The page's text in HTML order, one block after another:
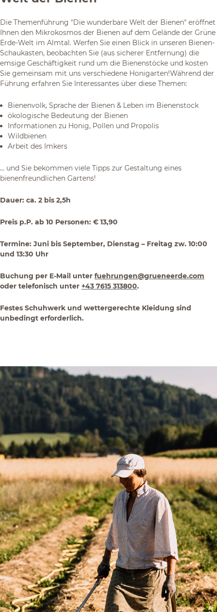
Die Themenführung "Die wunderbare Welt der Bienen" eröffnet
Ihnen den Mikrokosmos der Bienen auf dem Gelände der Grüne
Erde-Welt im Almtal. Werfen Sie einen Blick in unseren Bienen-
Schaukasten, beobachten Sie (aus sicherer Entfernung) die
emsige Geschäftigkeit rund um die Bienenstöcke und kosten
Sie gemeinsam mit uns verschiedene Honigarten!Während der
Führung erfahren Sie Interessantes über diese Themen:
Bienenvolk, Sprache der Bienen & Leben im Bienenstock
ökologische Bedeutung der Bienen
Informationen zu Honig, Pollen und Propolis
Wildbienen
Arbeit des Imkers
... und Sie bekommen viele Tipps zur Gestaltung eines
bienenfreundlichen Gartens!
Dauer: ca. 2 bis 2,5h
Preis p.P. ab 10 Personen: € 13,90
Termine: Juni bis September, Dienstag – Freitag zw. 10:00
und 13:30 Uhr
Buchung per E-Mail unter fuehrungen@grueneerde.com
oder telefonisch unter +43 7615 313800.
Festes Schuhwerk und wettergerechte Kleidung sind
unbedingt erforderlich.